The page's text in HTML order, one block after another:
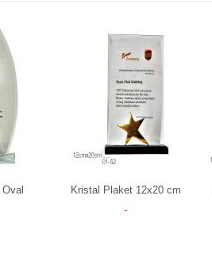
Kristal Plaket 12x20 cm
-